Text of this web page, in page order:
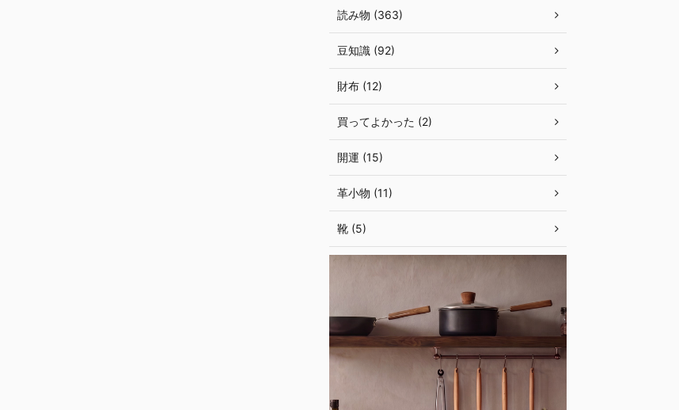
読み物 (363)
豆知識 (92)
財布 (12)
買ってよかった (2)
開運 (15)
革小物 (11)
靴 (5)